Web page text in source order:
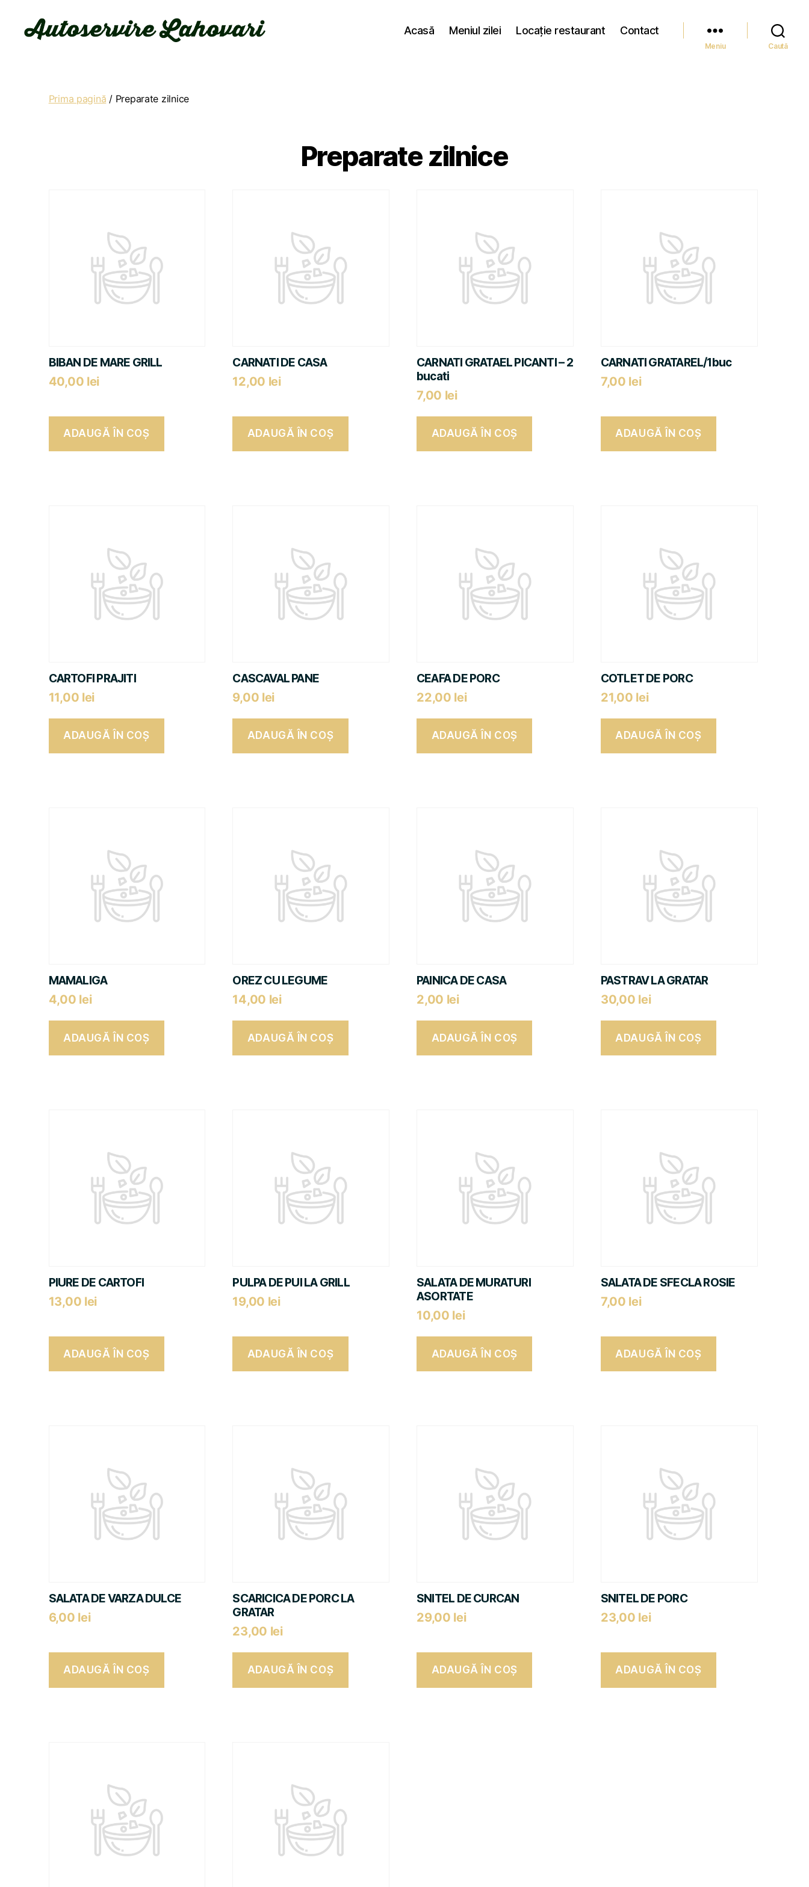
Acasă Meniul zilei Locație restaurant Contact
Meniu Caută
Prima pagină / Preparate zilnice
Preparate zilnice
BIBAN DE MARE GRILL
40,00 lei
ADAUGĂ ÎN COȘ
CARNATI DE CASA
12,00 lei
ADAUGĂ ÎN COȘ
CARNATI GRATAEL PICANTI – 2
bucati
7,00 lei
ADAUGĂ ÎN COȘ
CARNATI GRATAREL/1buc
7,00 lei
ADAUGĂ ÎN COȘ
CARTOFI PRAJITI
11,00 lei
ADAUGĂ ÎN COȘ
CASCAVAL PANE
9,00 lei
ADAUGĂ ÎN COȘ
CEAFA DE PORC
22,00 lei
ADAUGĂ ÎN COȘ
COTLET DE PORC
21,00 lei
ADAUGĂ ÎN COȘ
MAMALIGA
4,00 lei
ADAUGĂ ÎN COȘ
OREZ CU LEGUME
14,00 lei
ADAUGĂ ÎN COȘ
PAINICA DE CASA
2,00 lei
ADAUGĂ ÎN COȘ
PASTRAV LA GRATAR
30,00 lei
ADAUGĂ ÎN COȘ
PIURE DE CARTOFI
13,00 lei
ADAUGĂ ÎN COȘ
PULPA DE PUI LA GRILL
19,00 lei
ADAUGĂ ÎN COȘ
SALATA DE MURATURI
ASORTATE
10,00 lei
ADAUGĂ ÎN COȘ
SALATA DE SFECLA ROSIE
7,00 lei
ADAUGĂ ÎN COȘ
SALATA DE VARZA DULCE
6,00 lei
ADAUGĂ ÎN COȘ
SCARICICA DE PORC LA
GRATAR
23,00 lei
ADAUGĂ ÎN COȘ
SNITEL DE CURCAN
29,00 lei
ADAUGĂ ÎN COȘ
SNITEL DE PORC
23,00 lei
ADAUGĂ ÎN COȘ